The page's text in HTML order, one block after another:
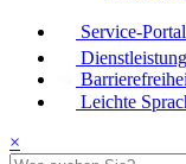
Service-Portal
Leichte
×